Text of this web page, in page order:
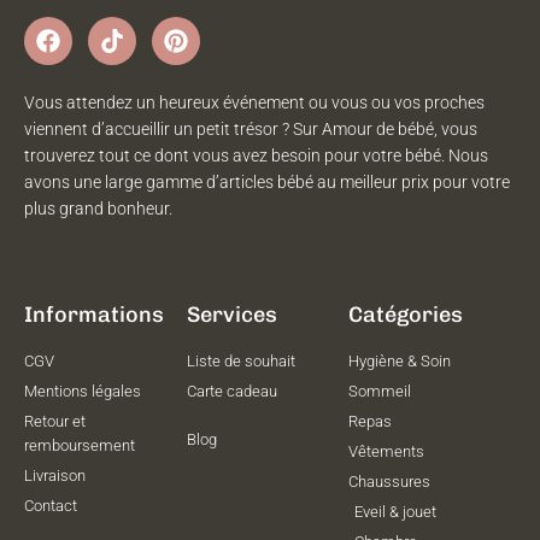
Vous attendez un heureux événement ou vous ou vos proches
viennent d’accueillir un petit trésor ? Sur Amour de bébé, vous
trouverez tout ce dont vous avez besoin pour votre bébé. Nous
avons une large gamme d’articles bébé au meilleur prix pour votre
plus grand bonheur.
Informations
CGV
Mentions légales
Retour et
remboursement
Livraison
Contact
Services
Liste de souhait
Carte cadeau
Blog
Catégories
Hygiène & Soin
Sommeil
Repas
Vêtements
Chaussures
Eveil & jouet